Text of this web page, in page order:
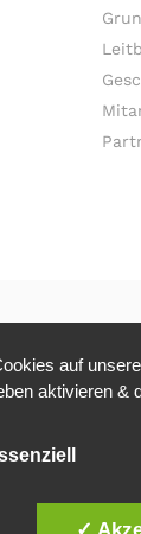
auf
aktivieren &
✓